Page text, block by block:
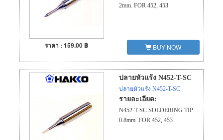
2mm. FOR 452, 453
ราคา : 159.00 ฿ BUY NOW
ปลายหัวแร้ง N452-T-SC
ปลายหัวแร้ง N452-T-SC
รายละเอียด:
N452-T-SC SOLDERING TIP
0.8mm. FOR 452, 453